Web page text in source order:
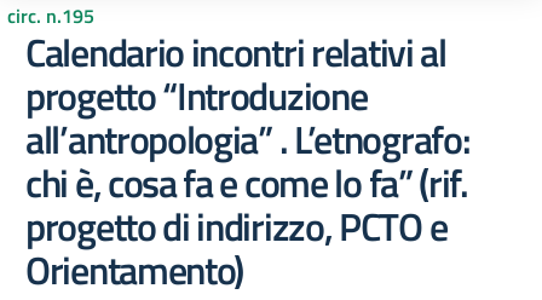
circ. n.195
Calendario incontri relativi al
progetto “Introduzione
all’antropologia” . L’etnografo:
chi è, cosa fa e come lo fa” (rif.
progetto di indirizzo, PCTO e
Orientamento)